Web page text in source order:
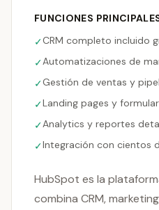
FUNCIONES
✓CRM completo incluido
✓Automatizaciones de
✓Gestión de ventas y
✓Landing pages y
✓Analytics y reportes
✓Integración con cientos
HubSpot es la
combina CRM,